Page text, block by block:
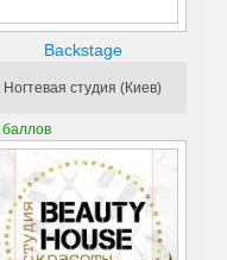
Backstage
Ногтевая студия (Киев)
баллов